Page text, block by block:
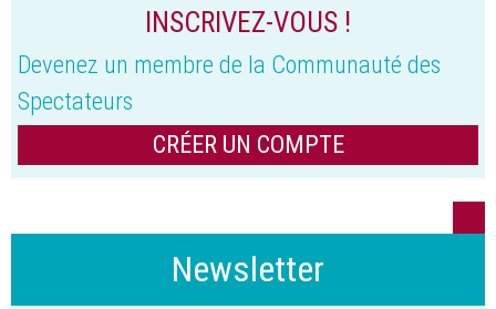
INSCRIVEZ-VOUS !
Devenez un membre de la Communauté des
Spectateurs
CRÉER UN COMPTE
Newsletter